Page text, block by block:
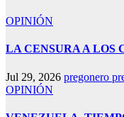
OPINIÓN
LA CENSURA A LOS
Jul 29, 2026 pregonero
OPINIÓN